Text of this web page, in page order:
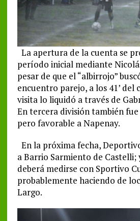
La apertura de la cuenta se
período inicial mediante
pesar de que el “albirrojo”
encuentro parejo, a los 41’
visita lo liquidó a través de
En tercera división también
pero favorable a Napenay.
En la próxima fecha,
a Barrio Sarmiento de
deberá medirse con Sportivo
probablemente haciendo de
Largo.